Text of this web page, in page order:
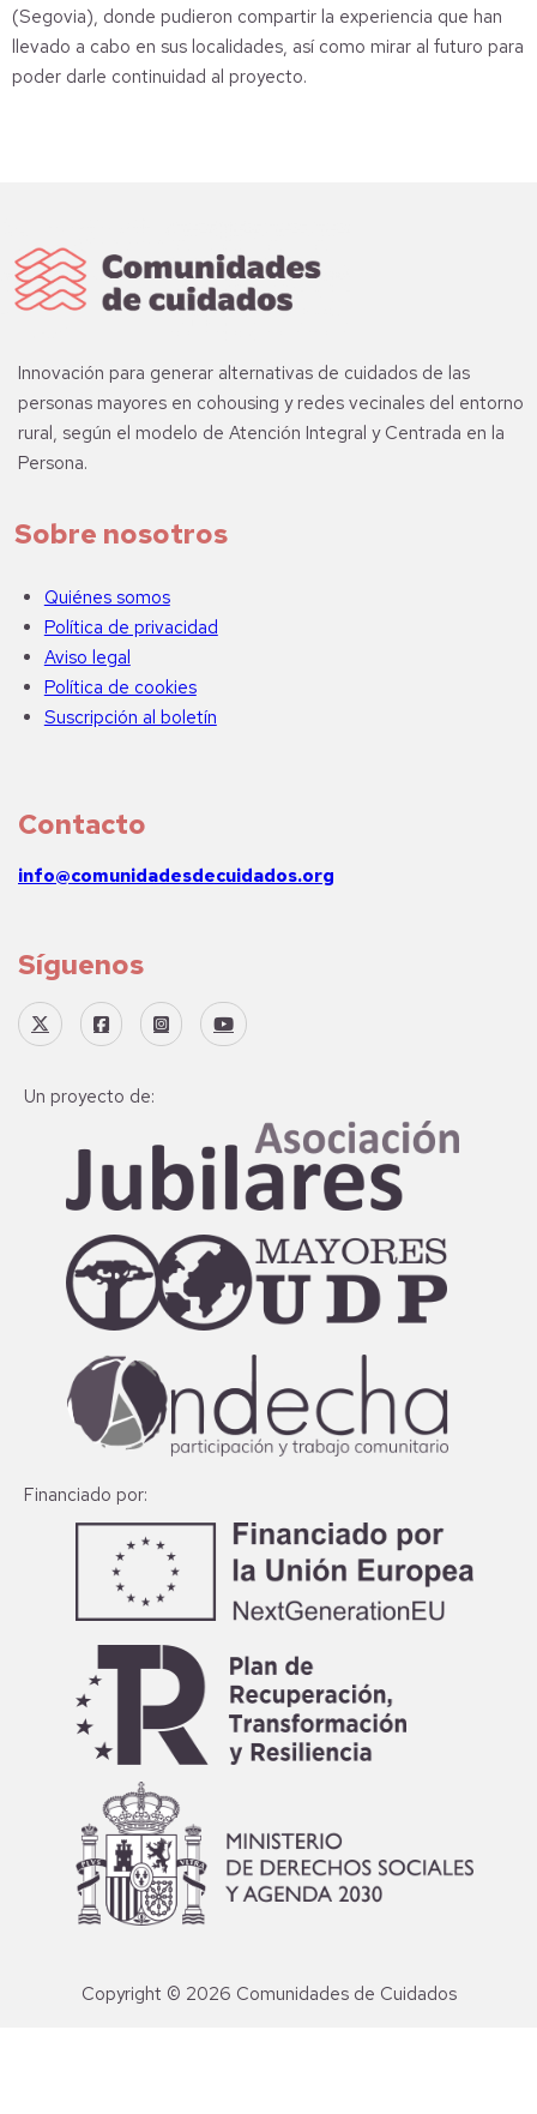
(Segovia), donde pudieron compartir la experiencia que han
llevado a cabo en sus localidades, así como mirar al futuro para
poder darle continuidad al proyecto.
Innovación para generar alternativas de cuidados de las
personas mayores en cohousing y redes vecinales del entorno
rural, según el modelo de Atención Integral y Centrada en la
Persona.
Sobre nosotros
Quiénes somos
Política de privacidad
Aviso legal
Política de cookies
Suscripción al boletín
Contacto
info@comunidadesdecuidados.org
Síguenos
Un proyecto de:
Financiado por:
Copyright © 2026 Comunidades de Cuidados